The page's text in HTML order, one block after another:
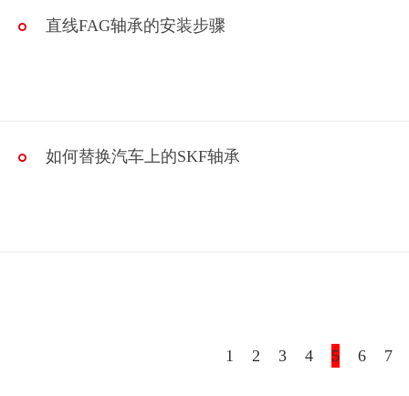
直线FAG轴承的安装步骤
如何替换汽车上的SKF轴承
1 2 3 4 5 6 7